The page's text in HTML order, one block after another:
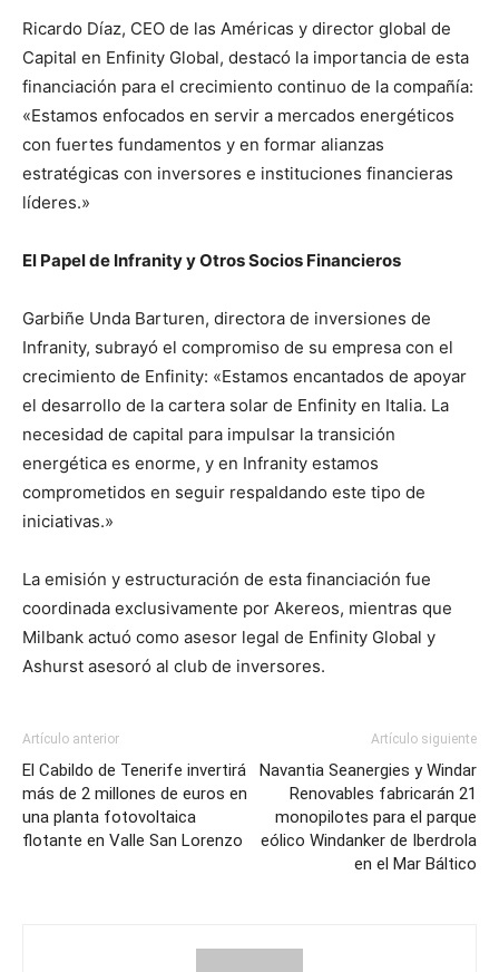
Ricardo Díaz, CEO de las Américas y director global de
Capital en Enfinity Global, destacó la importancia de esta
financiación para el crecimiento continuo de la compañía:
«Estamos enfocados en servir a mercados energéticos
con fuertes fundamentos y en formar alianzas
estratégicas con inversores e instituciones financieras
líderes.»
El Papel de Infranity y Otros Socios Financieros
Garbiñe Unda Barturen, directora de inversiones de
Infranity, subrayó el compromiso de su empresa con el
crecimiento de Enfinity: «Estamos encantados de apoyar
el desarrollo de la cartera solar de Enfinity en Italia. La
necesidad de capital para impulsar la transición
energética es enorme, y en Infranity estamos
comprometidos en seguir respaldando este tipo de
iniciativas.»
La emisión y estructuración de esta financiación fue
coordinada exclusivamente por Akereos, mientras que
Milbank actuó como asesor legal de Enfinity Global y
Ashurst asesoró al club de inversores.
Artículo anterior
El Cabildo de Tenerife invertirá
más de 2 millones de euros en
una planta fotovoltaica
flotante en Valle San Lorenzo
Artículo siguiente
Navantia Seanergies y Windar
Renovables fabricarán 21
monopilotes para el parque
eólico Windanker de Iberdrola
en el Mar Báltico